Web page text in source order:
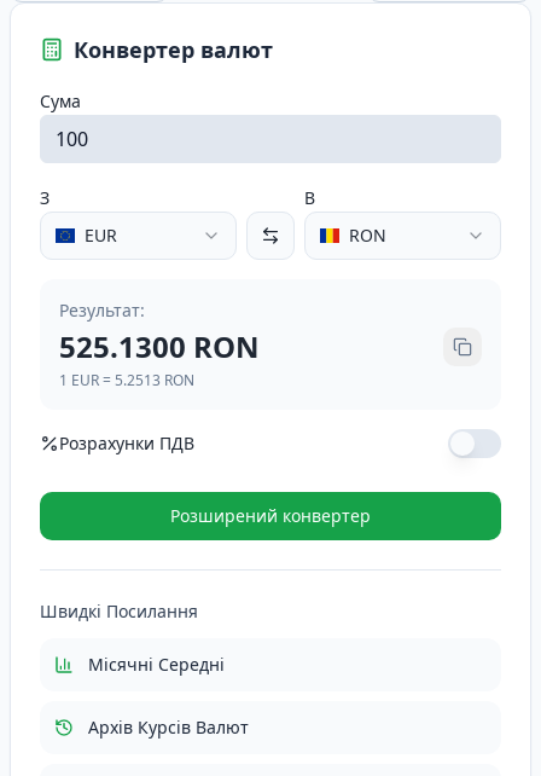
Конвертер валют
Сума
З
EUR
В
RON
Результат:
525.1300 RON
1 EUR= 5.2513 RON
Розрахунки ПДВ
Ставка ПДВ (%)
ПДВ (21%)
Загалом з ПДВ
Розширений конвертер
Швидкі Посилання
Місячні Середні
Архів Курсів Валют